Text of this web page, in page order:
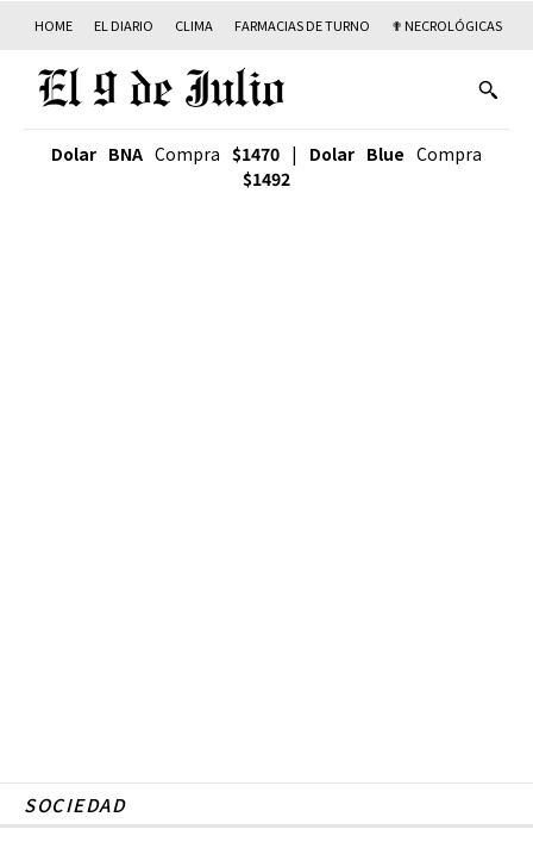
HOME EL DIARIO CLIMA FARMACIAS DE TURNO ✟ NECROLÓGICAS
Dolar BNA Compra $1470 | Dolar Blue Compra
$1492
SOCIEDAD